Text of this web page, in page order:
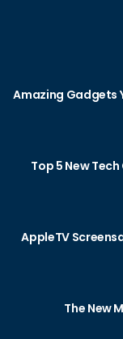
Top 5 New
AppleTV
The New